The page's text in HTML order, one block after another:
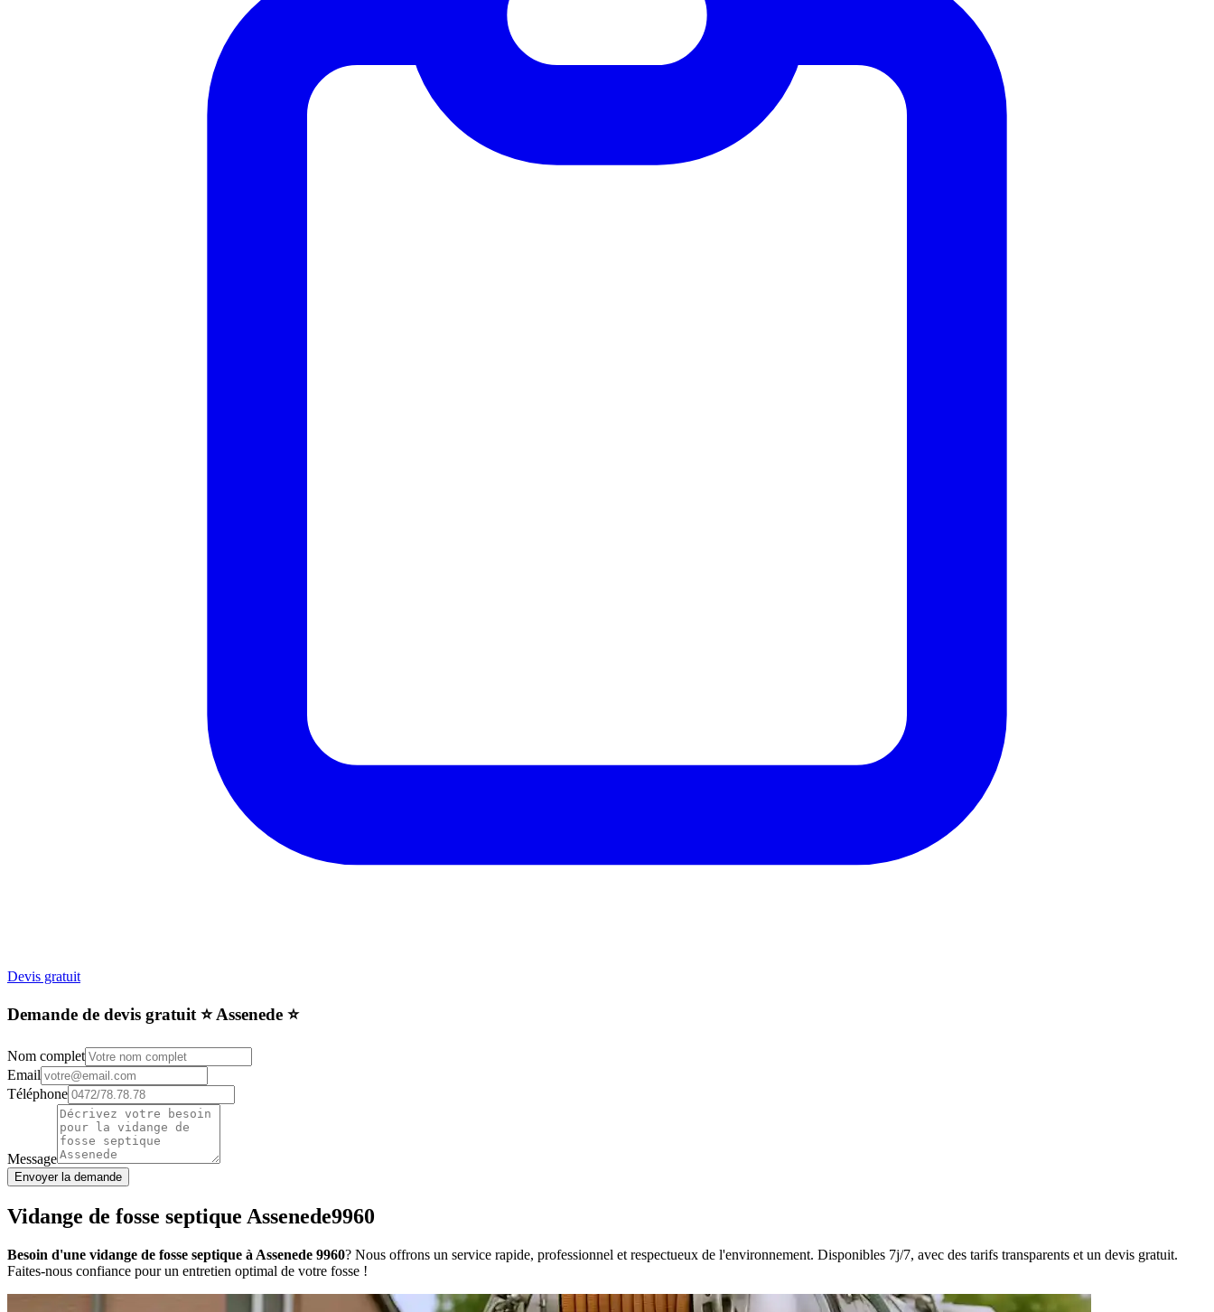
Devis gratuit
Demande de devis gratuit ⭐️ Assenede ⭐️
Nom complet
Email
Téléphone
Message
Envoyer la demande
Vidange de fosse septique Assenede9960
Besoin d'une vidange de fosse septique à Assenede 9960? Nous offrons un service rapide, professionnel et respectueux de l'environnement. Disponibles 7j/7, avec des tarifs transparents et un devis gratuit.
Faites-nous confiance pour un entretien optimal de votre fosse !